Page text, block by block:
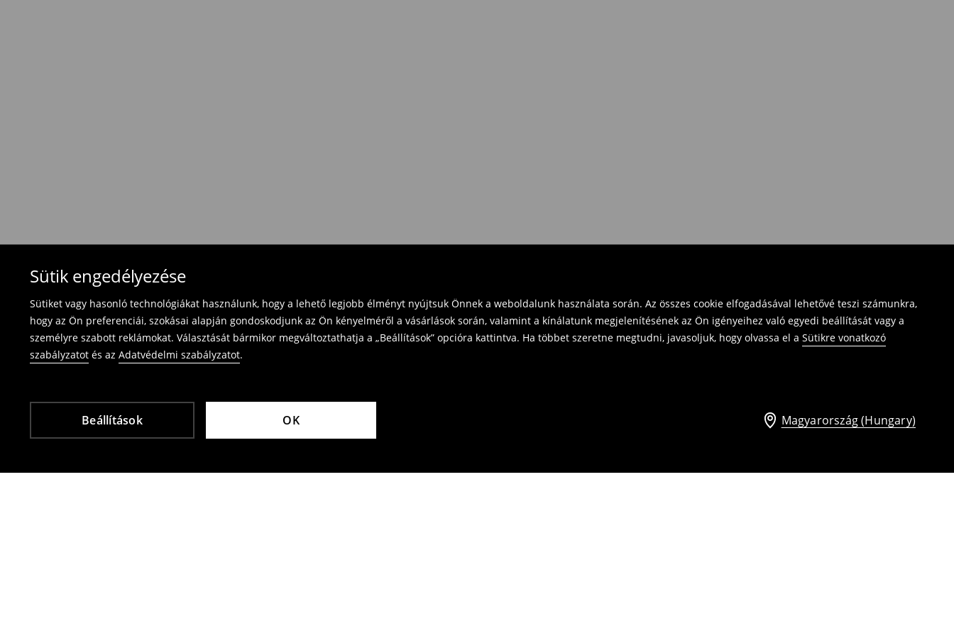
Sütik engedélyezése
Sütiket vagy hasonló technológiákat használunk, hogy a lehető legjobb élményt nyújtsuk Önnek a weboldalunk használata során. Az összes cookie elfogadásával lehetővé teszi számunkra,
hogy az Ön preferenciái, szokásai alapján gondoskodjunk az Ön kényelméről a vásárlások során, valamint a kínálatunk megjelenítésének az Ön igényeihez való egyedi beállítását vagy a
személyre szabott reklámokat. Választását bármikor megváltoztathatja a „Beállítások” opcióra kattintva. Ha többet szeretne megtudni, javasoljuk, hogy olvassa el a Sütikre vonatkozó
szabályzatot és az Adatvédelmi szabályzatot.
Beállítások OK Magyarország (Hungary)
Fürdőruhákat és pizsamákat nem lehet visszavinni üzleteinkbe. Kérjük,
használja az online visszaküldési űrlapot.
Termék visszavétel